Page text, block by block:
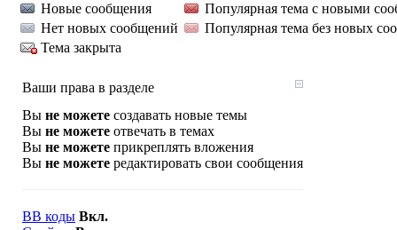
Новые сообщения
Популярная тема с новыми
Нет новых сообщений
Популярная тема без новых
Тема закрыта
Ваши права в разделе
Вы не можете создавать новые темы
Вы не можете отвечать в темах
Вы не можете прикреплять вложения
Вы не можете редактировать свои сообщения
BB коды Вкл.